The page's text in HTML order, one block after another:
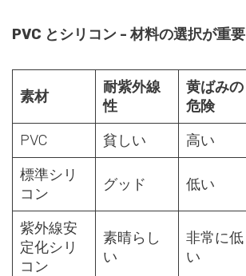
PVC とシリコン - 材料の選択が重要
素材
耐紫外線
性
黄ばみの
危険
PVC
貧しい 高い
標準シリ
コン
グッド 低い
紫外線安
定化シリ
コン
素晴らし
い
非常に低
い